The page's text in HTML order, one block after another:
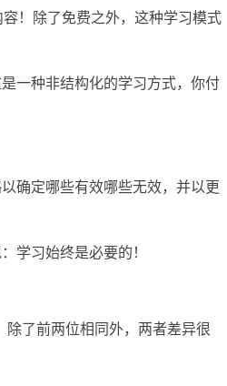
！除了免费之外，这种学习模式
一种非结构化的学习方式，你付
确定哪些有效哪些无效，并以更
学习始终是必要的！
除了前两位相同外，两者差异很